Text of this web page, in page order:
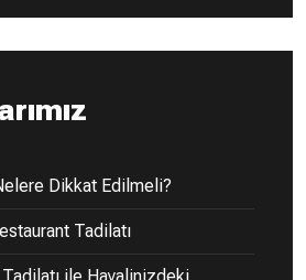
Dikkat Edilmeli?
Tadilatı